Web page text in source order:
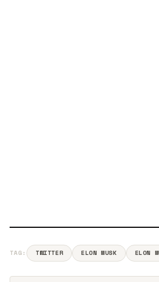
TAG: TWITTER ELON MUSK ELON